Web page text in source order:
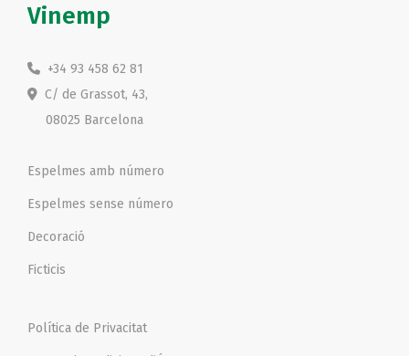
Vinemp
+34 93 458 62 81
C/ de Grassot, 43,
08025 Barcelona
Espelmes amb número
Espelmes sense número
Decoració
Ficticis
Política de Privacitat